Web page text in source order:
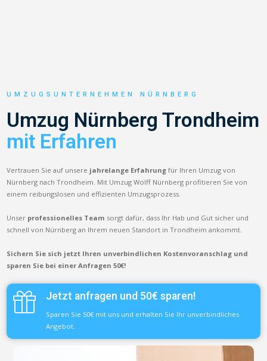
UMZUGSUNTERNEHMEN NÜRNBERG
Umzug Nürnberg Trondheim
mit Erfahren
Vertrauen Sie auf unsere jahrelange Erfahrung für Ihren Umzug von
Nürnberg nach Trondheim. Mit Umzug Wolff Nürnberg profitieren Sie von
einem reibungslosen und effizienten Umzugsprozess.
Unser professionelles Team sorgt dafür, dass Ihr Hab und Gut sicher und
schnell von Nürnberg an Ihrem neuen Standort in Trondheim ankommt.
Sichern Sie sich jetzt Ihren unverbindlichen Kostenvoranschlag und
sparen Sie bei einer Anfragen 50€!
Jetzt anfragen und 50€ sparen!
Sparen Sie 50€ mit uns und erhalten Sie Ihr unverbindliches
Angebot.